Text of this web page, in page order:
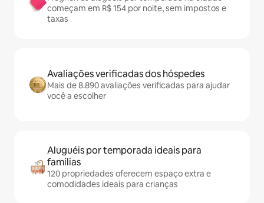
começam em R$ 154 por noite, sem impostos e
taxas
Avaliações verificadas dos hóspedes
Mais de 8.890 avaliações verificadas para ajudar
você a escolher
Aluguéis por temporada ideais para
famílias
120 propriedades oferecem espaço extra e
comodidades ideais para crianças